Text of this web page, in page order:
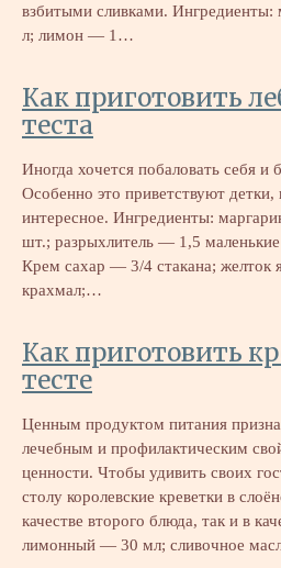
взбитыми сливками.
л; лимон — 1…
Как приготовить
теста
Иногда хочется побаловать себя и
Особенно это приветствуют
интересное. Ингредиенты:
шт.; разрыхлитель — 1,5
Крем сахар — 3/4 стакана;
крахмал;…
Как приготовить
тесте
Ценным продуктом питания
лечебным и профилактическим
ценности. Чтобы удивить своих
столу королевские креветки в
качестве второго блюда, так и в
лимонный — 30 мл; сливочное